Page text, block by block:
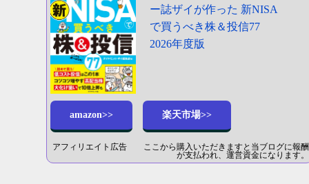
ー誌ザイが作った 新NISA
で買うべき株＆投信77
2026年度版
amazon>> 楽天市場>>
アフィリエイト広告 ここから購入いただきますと当ブログに報酬
が支払われ、運営資金になります。